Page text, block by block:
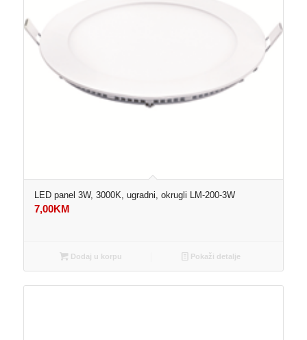
LED panel 3W, 3000K, ugradni, okrugli LM-200-3W
7,00KM
Dodaj u korpu Pokaži detalje